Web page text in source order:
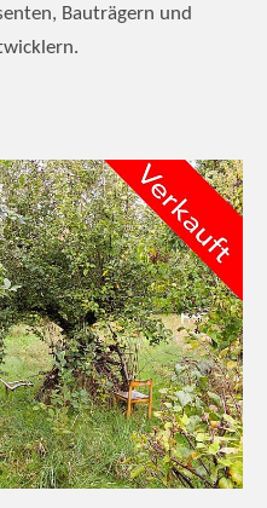
Bauträgern und